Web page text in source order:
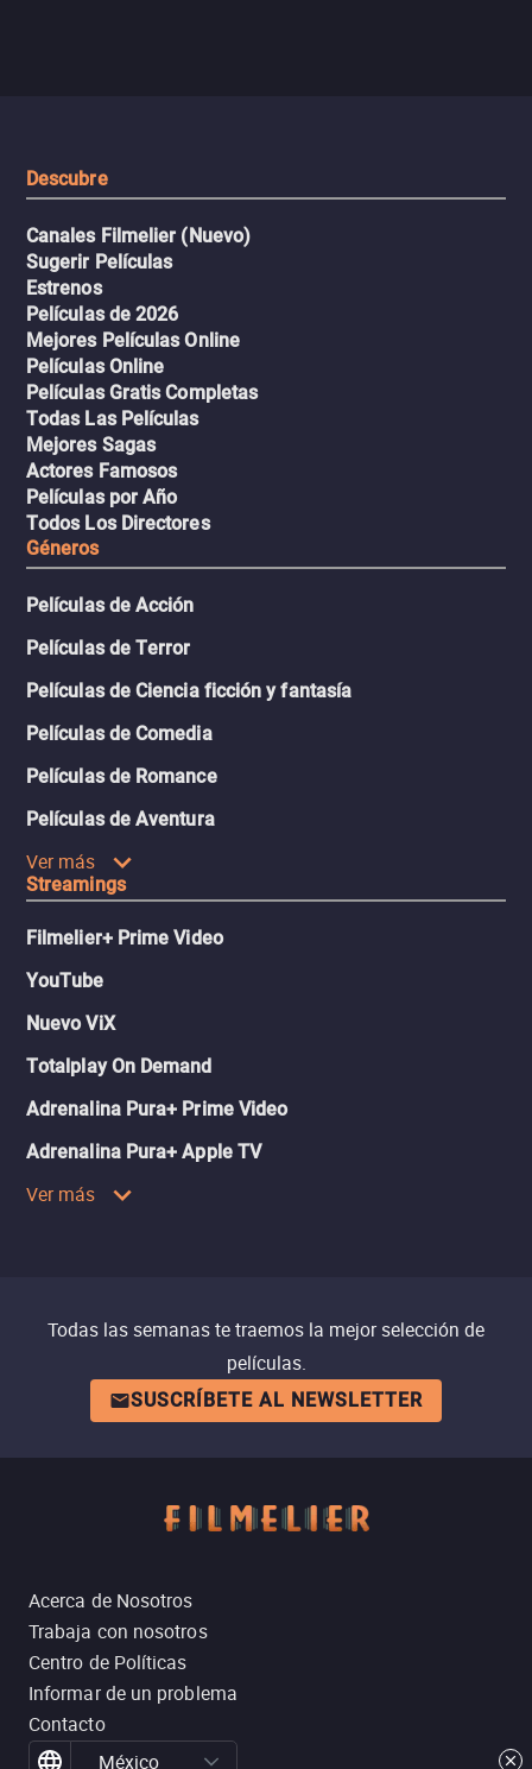
Descubre
Canales Filmelier (Nuevo)
Sugerir Películas
Estrenos
Películas de 2026
Mejores Películas Online
Películas Online
Películas Gratis Completas
Todas Las Películas
Mejores Sagas
Actores Famosos
Películas por Año
Todos Los Directores
Géneros
Películas de Acción
Películas de Terror
Películas de Ciencia ficción y fantasía
Películas de Comedia
Películas de Romance
Películas de Aventura
Ver más
Streamings
Filmelier+ Prime Video
YouTube
Nuevo ViX
Totalplay On Demand
Adrenalina Pura+ Prime Video
Adrenalina Pura+ Apple TV
Ver más
Todas las semanas te traemos la mejor selección de
películas.
SUSCRÍBETE AL NEWSLETTER
Acerca de Nosotros
Trabaja con nosotros
Centro de Políticas
Informar de un problema
Contacto
México